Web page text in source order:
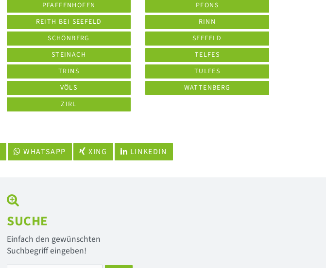
PFAFFENHOFEN
PFONS
REITH BEI SEEFELD
RINN
SCHÖNBERG
SEEFELD
STEINACH
TELFES
TRINS
TULFES
VÖLS
WATTENBERG
ZIRL
WHATSAPP XING LINKEDIN
SUCHE
Einfach den gewünschten
Suchbegriff eingeben!